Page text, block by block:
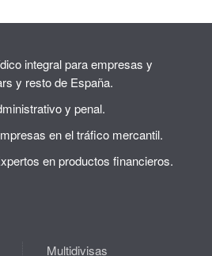
integral para empresas y
y resto de España.
y penal.
en el tráfico mercantil.
en productos financieros.
Multidivisas